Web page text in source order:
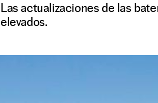
Las actualizaciones de las
elevados.